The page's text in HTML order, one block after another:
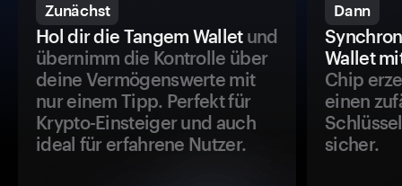
Zunächst
Hol dir die Tangem Walletund
übernimm die Kontrolle über
deine Vermögenswerte mit
nur einem Tipp. Perfekt für
Krypto-Einsteiger und auch
ideal für erfahrene Nutzer.
Dann
Wallet
Chip
einen
sicher.